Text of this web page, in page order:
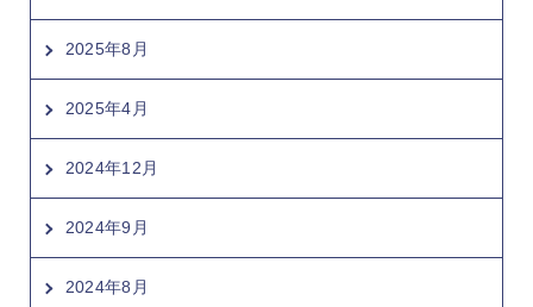
2025年8月
2025年4月
2024年12月
2024年9月
2024年8月